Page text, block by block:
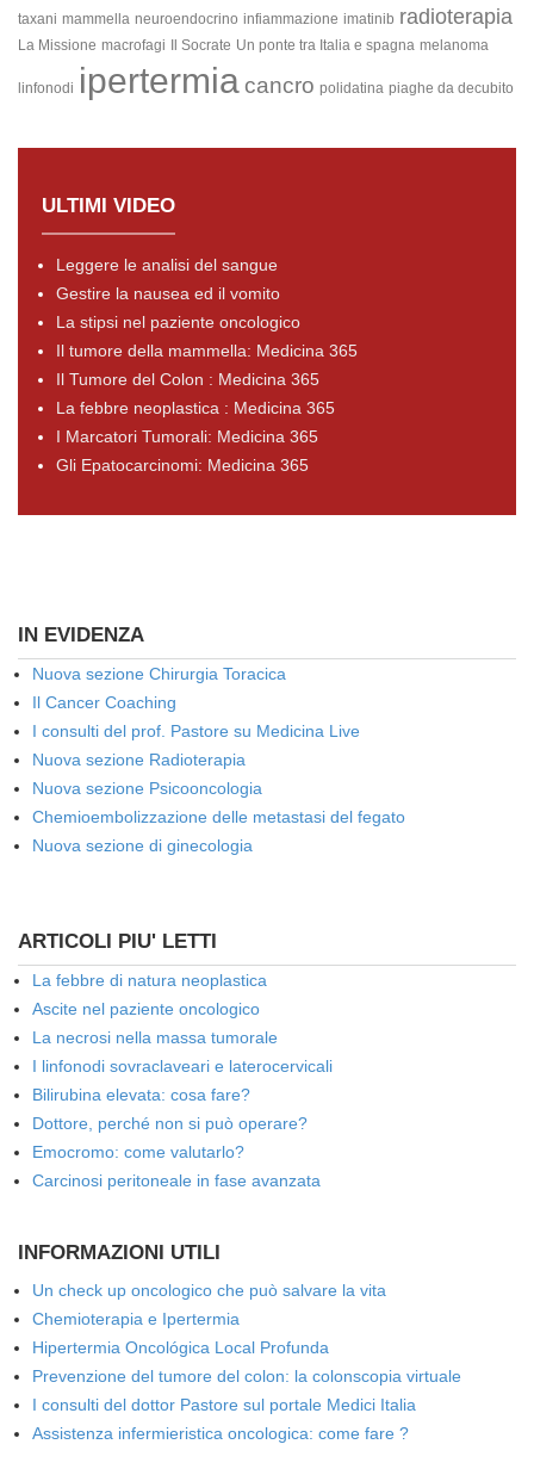
taxani mammella neuroendocrino infiammazione imatinib radioterapia
La Missione macrofagi Il Socrate Un ponte tra Italia e spagna melanoma
linfonodi ipertermia cancro polidatina piaghe da decubito
ULTIMI VIDEO
Leggere le analisi del sangue
Gestire la nausea ed il vomito
La stipsi nel paziente oncologico
Il tumore della mammella: Medicina 365
Il Tumore del Colon : Medicina 365
La febbre neoplastica : Medicina 365
I Marcatori Tumorali: Medicina 365
Gli Epatocarcinomi: Medicina 365
IN EVIDENZA
Nuova sezione Chirurgia Toracica
Il Cancer Coaching
I consulti del prof. Pastore su Medicina Live
Nuova sezione Radioterapia
Nuova sezione Psicooncologia
Chemioembolizzazione delle metastasi del fegato
Nuova sezione di ginecologia
ARTICOLI PIU' LETTI
La febbre di natura neoplastica
Ascite nel paziente oncologico
La necrosi nella massa tumorale
I linfonodi sovraclaveari e laterocervicali
Bilirubina elevata: cosa fare?
Dottore, perché non si può operare?
Emocromo: come valutarlo?
Carcinosi peritoneale in fase avanzata
INFORMAZIONI UTILI
Un check up oncologico che può salvare la vita
Chemioterapia e Ipertermia
Hipertermia Oncológica Local Profunda
Prevenzione del tumore del colon: la colonscopia virtuale
I consulti del dottor Pastore sul portale Medici Italia
Assistenza infermieristica oncologica: come fare ?